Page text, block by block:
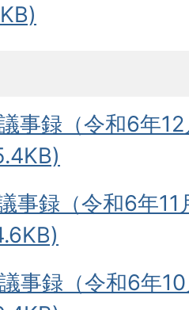
事録（令和6年
事録（令和6年
事録（令和6年